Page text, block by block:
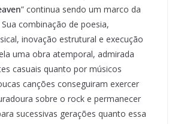
” continua sendo um marco da
combinação de poesia,
inovação estrutural e execução
uma obra atemporal, admirada
casuais quanto por músicos
canções conseguiram exercer
sobre o rock e permanecer
sucessivas gerações quanto essa